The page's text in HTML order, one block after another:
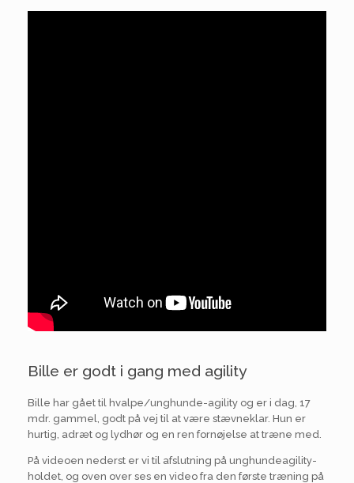
Bille er godt i gang med agility
Bille har gået til hvalpe/unghunde-agility og er i dag, 17
mdr. gammel, godt på vej til at være stævneklar. Hun er
hurtig, adræt og lydhør og en ren fornøjelse at træne med.
På videoen nederst er vi til afslutning på unghundeagility-
holdet, og oven over ses en video fra den første træning på